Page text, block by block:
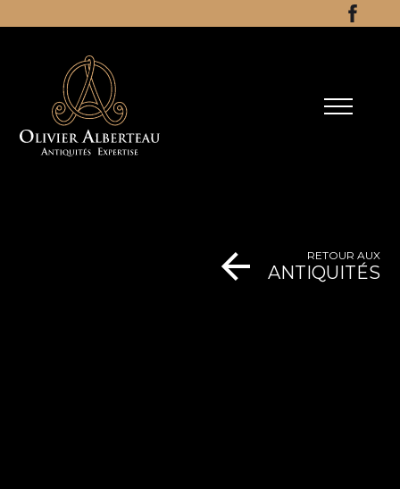
RETOUR AUX
ANTIQUITÉS